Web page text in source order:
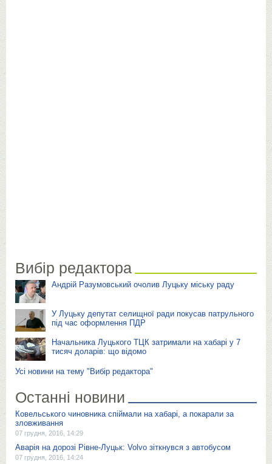
Вибір редактора
Андрій Разумовський очолив Луцьку міську раду
У Луцьку депутат селищної ради покусав патрульного
під час оформлення ПДР
Начальника Луцького ТЦК затримали на хабарі у 7
тисяч доларів: що відомо
Усі новини на тему "Вибір редактора"
Останні новини
Ковельського чиновника спіймали на хабарі, а покарали за
зловживання
07 грудня, 2016, 14:29
Аварія на дорозі Рівне-Луцьк: Volvo зіткнувся з автобусом
07 грудня, 2016, 14:24